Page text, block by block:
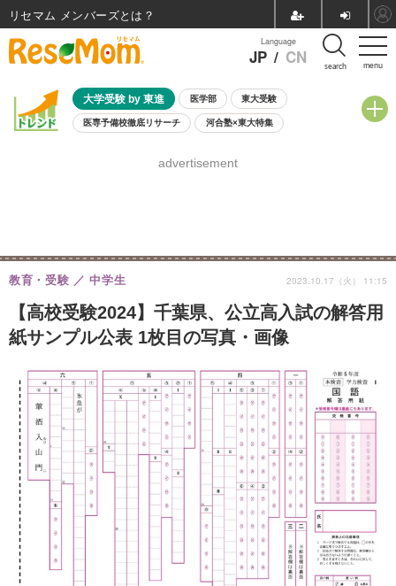
menu
Language
JP / CN search
大学受験 by 東進 医学部 東大受験
医専予備校徹底リサーチ 河合塾×東大特集
8月開催学校説明会・相談会
advertisement
【高校受験2024】千葉県、公立高入試の解答用
紙サンプル公表 1枚目の写真・画像
教育・受験 中学生 2023.10.17（火） 11:15
リセマム メンバーズ